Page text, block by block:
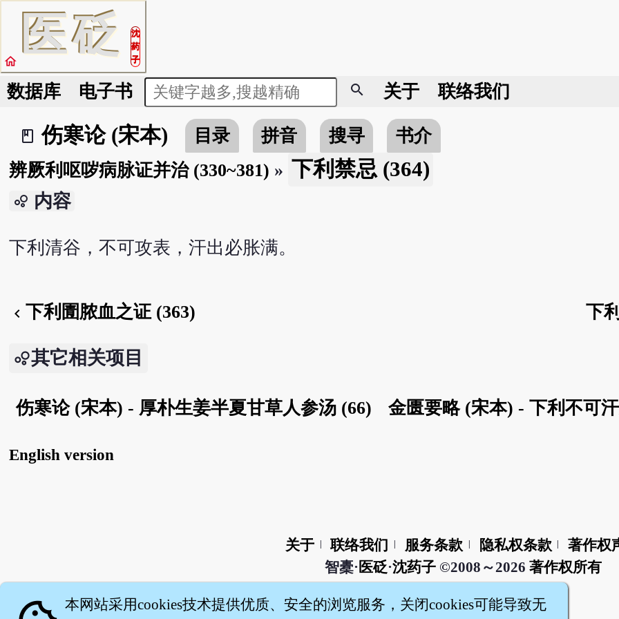
医砭
沈
药
子
home
数据库 电子书 search 关于 联络我们
book_2
伤寒论 (宋本) 目录 拼音 搜寻
书介
辨厥利呕哕病脉证并治 (330~381) » 下利禁忌 (364)
bubble_chart 内容
下利清谷，不可攻表，汗出必胀满。
chevron_left 下利圊脓血之证 (363) 下
其它相关项目
伤寒论 (宋本) - 厚朴生姜半夏甘草人参汤 (66) 金匮要略 (宋本) - 下利不可
English version
关于 联络我们 服务条款 隐私权条款
著作权
智橐· 医砭·沈药子©2008～2026 著作权所有
本网站采用cookies技术提供优质、安全的浏览服务，关闭cookies可能导致无